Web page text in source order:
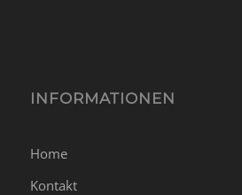
INFORMATIONEN
Home
Kontakt